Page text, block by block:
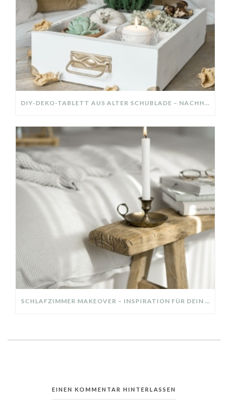
DIY-DEKO-TABLETT AUS ALTER SCHUBLADE – NACHHALTIGE HERBSTDEKO SELBER MACHEN!
SCHLAFZIMMER MAKEOVER – INSPIRATION FÜR DEIN SCHLAFZIMMER: AUS ALT MACH NEU – HELL, GEMÜTLICH UND EINLADEND
EINEN KOMMENTAR HINTERLASSEN